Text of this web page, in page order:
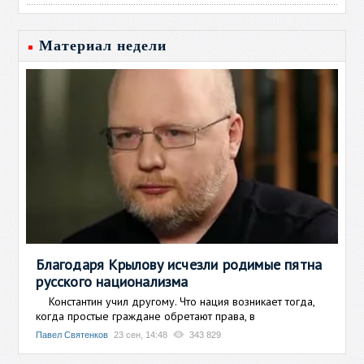
Материал недели
Благодаря Крылову исчезли родимые пятна
русского национализма
Константин учил другому. Что нация возникает тогда,
когда простые граждане обретают права, в
Павел Святенков 23 сен, 14:48 343 829